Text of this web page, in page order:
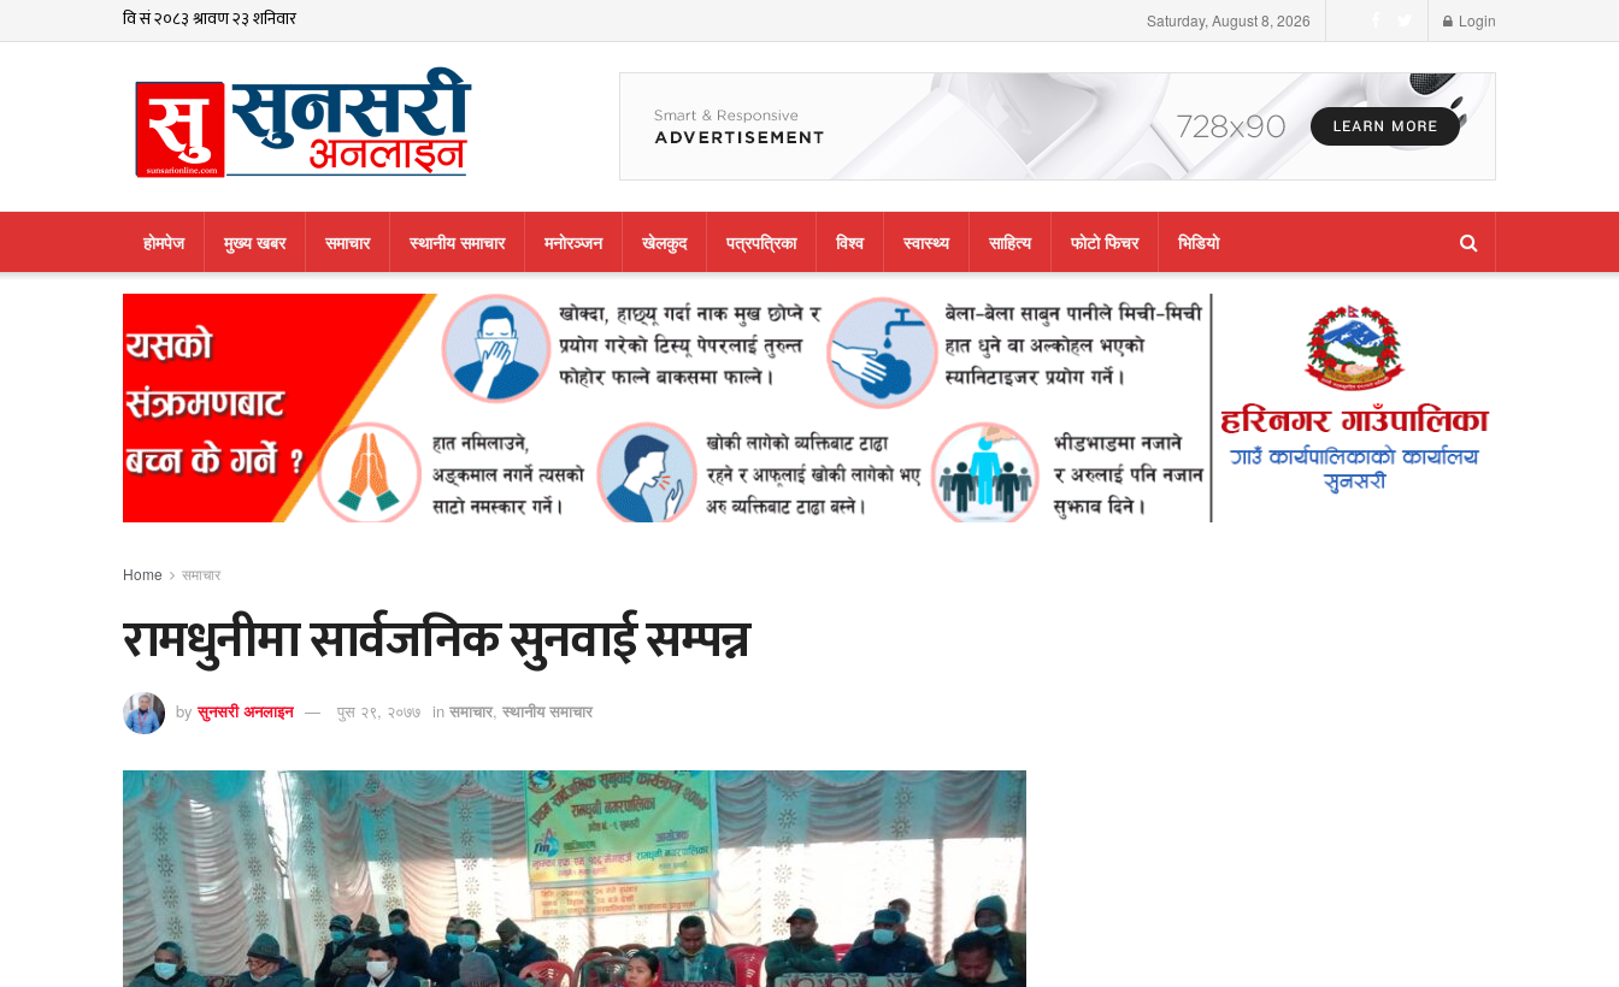
Saturday, August 8, 2026 Login
हाेमपेज मुख्य खबर समाचार स्थानीय समाचार मनाेरञ्जन खेलकुद पत्रपत्रिका विश्व स्वास्थ्य साहित्य फाेटाे फिचर भिडियाे
Home समाचार
रामधुनीमा सार्वजनिक सुनवाई सम्पन्न
by सुनसरी अनलाइन पुस २९, २०७७ in समाचार, स्थानीय समाचार